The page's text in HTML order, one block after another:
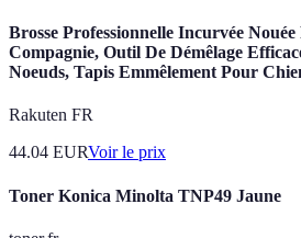
Brosse Professionnelle Incurvée
Compagnie, Outil De Démêlage
Noeuds, Tapis Emmêlement Pour
Rakuten FR
44.04 EURVoir le prix
Toner Konica Minolta TNP49 Jaune